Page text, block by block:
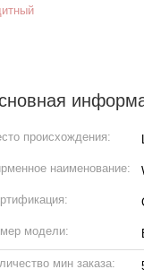
происхождения:
наименование:
модели:
мин заказа: